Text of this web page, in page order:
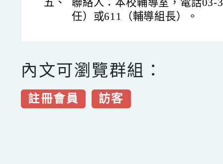
任）或611（輔導組長）。
內文可瀏覽群組：
註冊會員 訪客